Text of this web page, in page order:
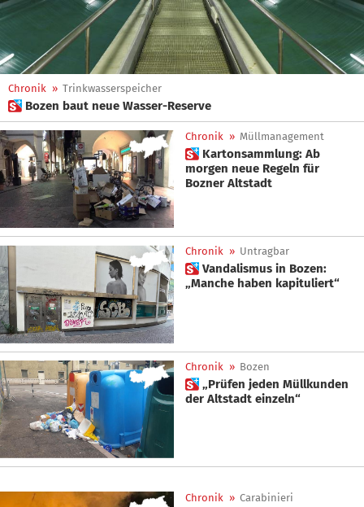
Chronik » Trinkwasserspeicher
 Bozen baut neue Wasser-Reserve
Chronik » Müllmanagement
 Kartonsammlung: Ab
morgen neue Regeln für
Bozner Altstadt
Chronik » Untragbar
 Vandalismus in Bozen:
„Manche haben kapituliert“
Chronik » Bozen
 „Prüfen jeden Müllkunden
der Altstadt einzeln“
Chronik » Carabinieri